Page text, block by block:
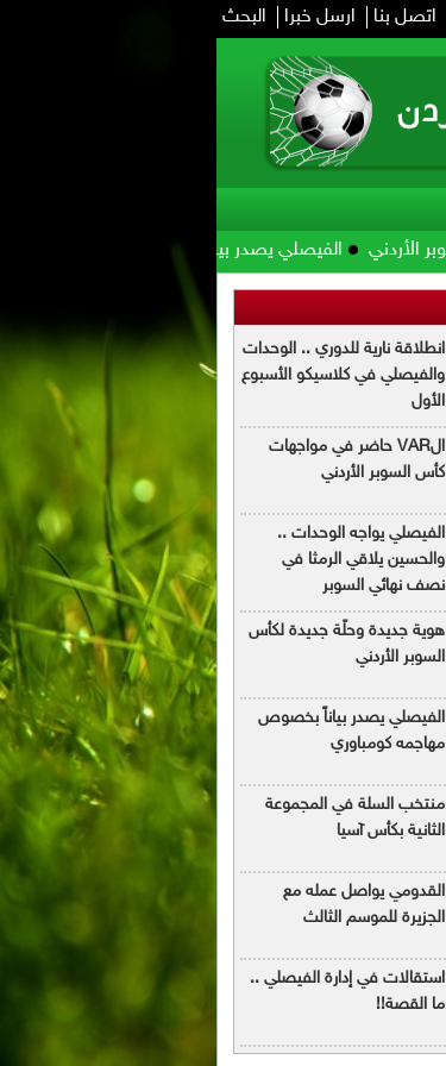
اتصل بنا ارسل خبرا البحث
الفيصلي يصدر بياناً بخصوص مهاجمه كومباوري
انطلاقة نارية للدوري .. الوحدات
والفيصلي في كلاسيكو الأسبوع
الأول
الVAR حاضر في مواجهات
كأس السوبر الأردني
الفيصلي يواجه الوحدات ..
والحسين يلاقي الرمثا في
نصف نهائي السوبر
هوية جديدة وحلّة جديدة لكأس
السوبر الأردني
الفيصلي يصدر بياناً بخصوص
مهاجمه كومباوري
منتخب السلة في المجموعة
الثانية بكأس آسيا
القدومي يواصل عمله مع
الجزيرة للموسم الثالث
استقالات في إدارة الفيصلي ..
ما القصة!!